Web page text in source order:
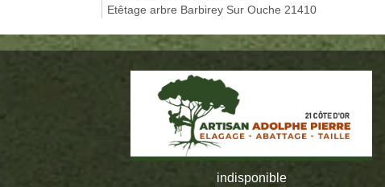
Etêtage arbre Barbirey Sur Ouche 21410
indisponible